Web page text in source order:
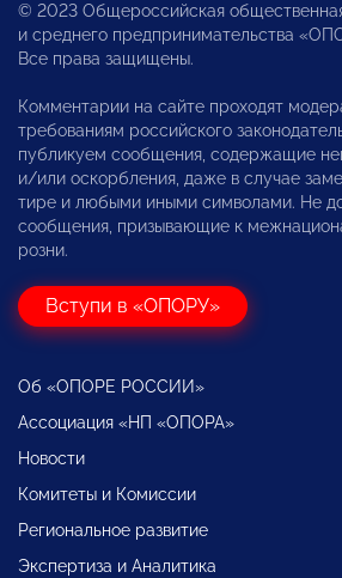
© 2023 Общероссийская
и среднего предпринимательства
Все права защищены.
Комментарии на сайте проходят
требованиям российского
публикуем сообщения, содержащие
и/или оскорбления, даже в случае
тире и любыми иными символами. Не
сообщения, призывающие к
розни.
Вступи в «ОПОРУ»
Об «ОПОРЕ РОССИИ»
Ассоциация «НП «ОПОРА»
Новости
Комитеты и Комиссии
Региональное развитие
Экспертиза и Аналитика